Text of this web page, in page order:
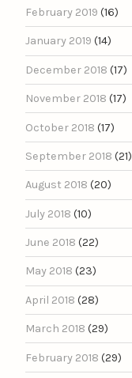
February 2019 (16)
January 2019 (14)
December 2018 (17)
November 2018 (17)
October 2018 (17)
September 2018 (21)
August 2018 (20)
July 2018 (10)
June 2018 (22)
May 2018 (23)
April 2018 (28)
March 2018 (29)
February 2018 (29)